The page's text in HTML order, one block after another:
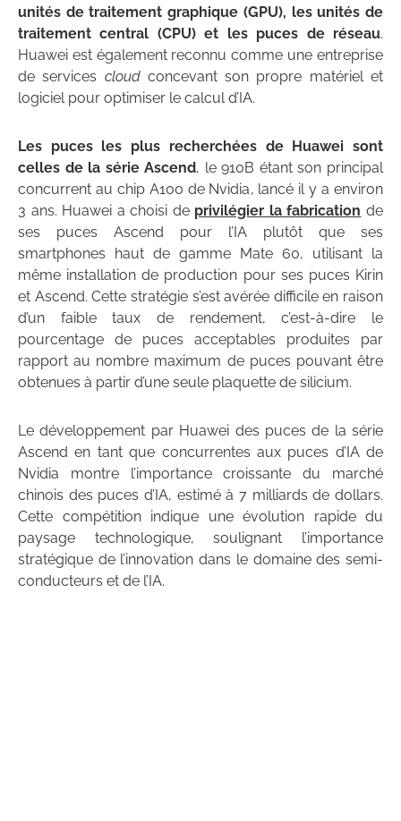
unités de traitement graphique (GPU), les unités de
traitement central (CPU) et les puces de réseau.
Huawei est également reconnu comme une entreprise
de services cloudconcevant son propre matériel et
logiciel pour optimiser le calcul d’IA.
Les puces les plus recherchées de Huawei sont
celles de la série Ascend, le 910B étant son principal
concurrent au chip A100 de Nvidia, lancé il y a environ
3 ans. Huawei a choisi de privilégier la fabrication de
ses puces Ascend pour l’IA plutôt que ses
smartphones haut de gamme Mate 60, utilisant la
même installation de production pour ses puces Kirin
et Ascend. Cette stratégie s’est avérée difficile en raison
d’un faible taux de rendement, c’est-à-dire le
pourcentage de puces acceptables produites par
rapport au nombre maximum de puces pouvant être
obtenues à partir d’une seule plaquette de silicium.
Le développement par Huawei des puces de la série
Ascend en tant que concurrentes aux puces d’IA de
Nvidia montre l’importance croissante du marché
chinois des puces d’IA, estimé à 7 milliards de dollars.
Cette compétition indique une évolution rapide du
paysage technologique, soulignant l’importance
stratégique de l’innovation dans le domaine des semi-
conducteurs et de l’IA.